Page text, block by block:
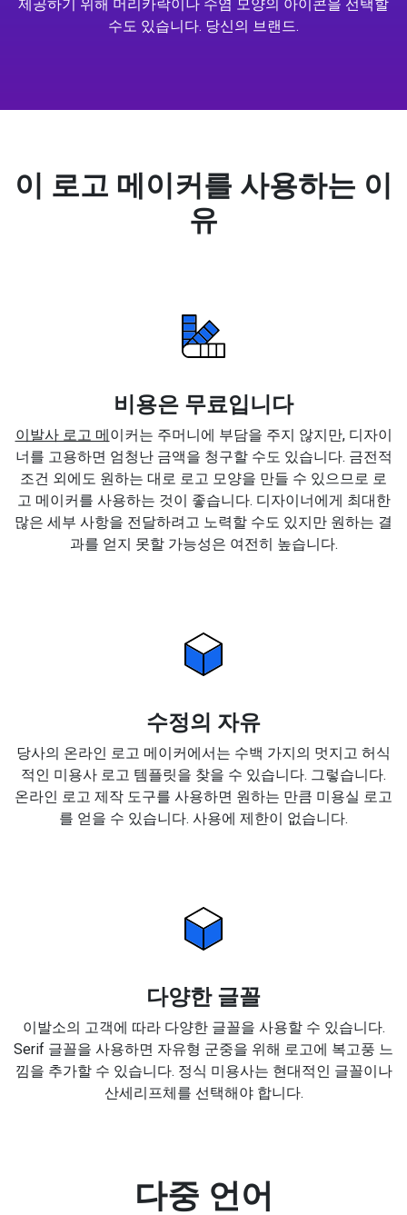
제공하기 위해 머리카락이나 수염 모양의 아이콘을 선택할
수도 있습니다. 당신의 브랜드.
이 로고 메이커를 사용하는 이
유
비용은 무료입니다
이발사 로고 메이커는 주머니에 부담을 주지 않지만, 디자이
너를 고용하면 엄청난 금액을 청구할 수도 있습니다. 금전적
조건 외에도 원하는 대로 로고 모양을 만들 수 있으므로 로
고 메이커를 사용하는 것이 좋습니다. 디자이너에게 최대한
많은 세부 사항을 전달하려고 노력할 수도 있지만 원하는 결
과를 얻지 못할 가능성은 여전히 높습니다.
수정의 자유
당사의 온라인 로고 메이커에서는 수백 가지의 멋지고 허식
적인 미용사 로고 템플릿을 찾을 수 있습니다. 그렇습니다.
온라인 로고 제작 도구를 사용하면 원하는 만큼 미용실 로고
를 얻을 수 있습니다. 사용에 제한이 없습니다.
다양한 글꼴
이발소의 고객에 따라 다양한 글꼴을 사용할 수 있습니다.
Serif 글꼴을 사용하면 자유형 군중을 위해 로고에 복고풍 느
낌을 추가할 수 있습니다. 정식 미용사는 현대적인 글꼴이나
산세리프체를 선택해야 합니다.
다중 언어